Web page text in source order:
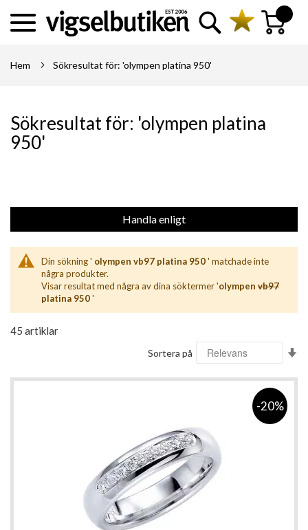
Sök
Min
Hem Sökresultat för: 'olympen platina 950'
Sökresultat för: 'olympen platina
950'
Din sökning ' olympen vb97 platina 950' matchade inte
några produkter.
Visar resultat med några av dina söktermer 'olympen vb97
platina 950'
45 artiklar
Sortera på
-20%
Handla enligt